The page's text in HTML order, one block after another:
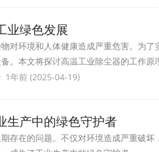
业绿色发展
对环境和人体健康造成严重危害。为
。本文将探讨高温工业除尘器的工作原
· 1年前 (2025-04-19)
产中的绿色守护者
存在的问题。不仅对环境造成严重破